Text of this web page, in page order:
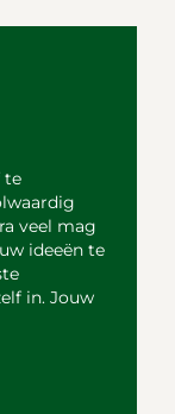
te
veel mag
ideeën te
in. Jouw